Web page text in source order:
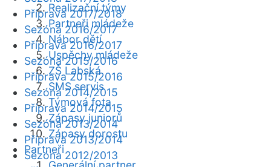
Realizační týmy
Partneři mládeže
Nábor dětí
Úspěchy mládeže
ZŠ Labská
SMS servis
Týmová fota
Zápasy juniorů
Zápasy dorostu
Partneři
Příprava 2017/2018
Sezóna 2016/2017
Příprava 2016/2017
Sezóna 2015/2016
Příprava 2015/2016
Sezóna 2014/2015
Příprava 2014/2015
Sezóna 2013/2014
Příprava 2013/2014
Sezóna 2012/2013